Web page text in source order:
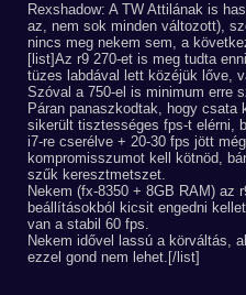
Rexshadow: A TW Attilának is
az, nem sok minden változott),
nincs meg nekem sem, a
[list]Az r9 270-et is meg tudta
tüzes labdával lett közéjük lőve,
Szóval a 750-el is minimum erre
Páran panaszkodtak, hogy csata
sikerült tisztességes fps-t elérni,
i7-re cserélve + 20-30 fps jött
kompromisszumot kell kötnöd,
szűk keresztmetszet.
Nekem (fx-8350 + 8GB RAM) az
beállításokból kicsit engedni
van a stabil 60 fps.
Nekem idővel lassú a körváltás,
ezzel gond nem lehet.[/list]